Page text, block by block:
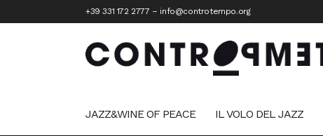
+39 331 172 2777 – info@controtempo.org
JAZZ&WINE OF PEACE IL VOLO DEL JAZZ